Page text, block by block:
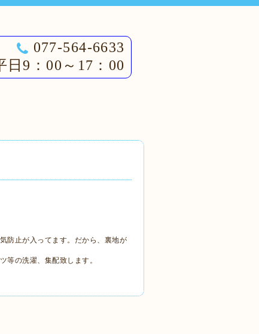
077-564-6633
9：00～17：00
防止が入ってます。だから、裏地が
等の洗濯、集配致します。